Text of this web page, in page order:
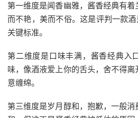
第一维度是闻香幽雅，酱香经典有
而不艳，美而不俗。这是评判一款酒
关键标准。
第二维度是口味丰满，酱香经典入
味，像酒液爱上你的舌头，舍不得
意缠绵。
第三维度是岁月醇和，抱歉，一般